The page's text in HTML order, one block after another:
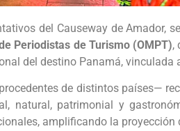
del Causeway de Amador,
Periodistas de Turismo (OMPT),
del destino Panamá, vinculada
de distintos países—
patrimonial y
amplificando la